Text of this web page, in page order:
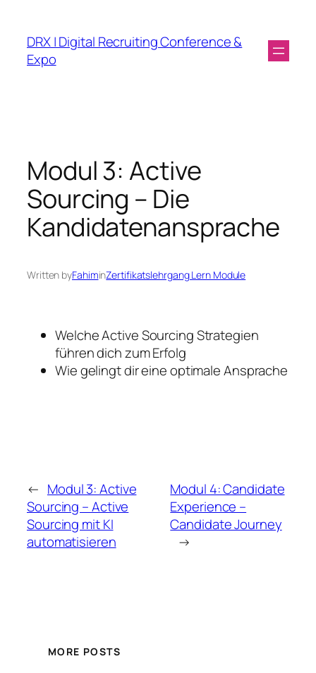
DRX | Digital Recruiting Conference &
Expo
Modul 3: Active
Sourcing – Die
Kandidatenansprache
Written byFahiminZertifikatslehrgang Lern Module
Welche Active Sourcing Strategien
führen dich zum Erfolg
Wie gelingt dir eine optimale Ansprache
← Modul 3: Active
Sourcing – Active
Sourcing mit KI
automatisieren
Modul 4: Candidate
Experience –
Candidate Journey
→
MORE POSTS